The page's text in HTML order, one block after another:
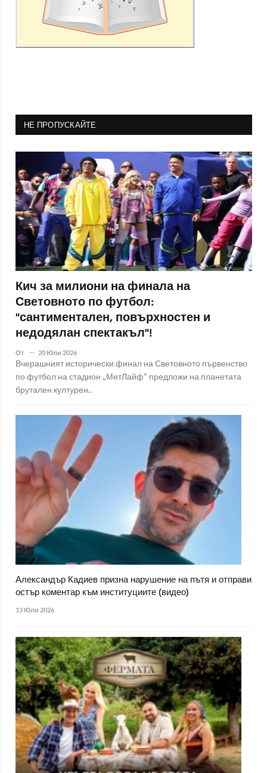
НЕ ПРОПУСКАЙТЕ
Кич за милиони на финала на
Световното по футбол:
"сантиментален, повърхностен и
недодялан спектакъл"!
От 20 Юли 2026
Вчерашният исторически финал на Световното първенство
по футбол на стадион „МетЛайф“ предложи на планетата
брутален културен..
Александър Кадиев призна нарушение на пътя и отправи
остър коментар към институциите (видео)
13 Юли 2026